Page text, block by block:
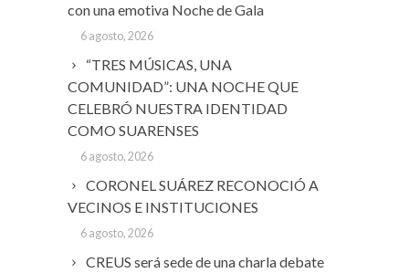
con una emotiva Noche de Gala
6 agosto, 2026
“TRES MÚSICAS, UNA
COMUNIDAD”: UNA NOCHE QUE
CELEBRÓ NUESTRA IDENTIDAD
COMO SUARENSES
6 agosto, 2026
CORONEL SUÁREZ RECONOCIÓ A
VECINOS E INSTITUCIONES
6 agosto, 2026
CREUS será sede de una charla debate